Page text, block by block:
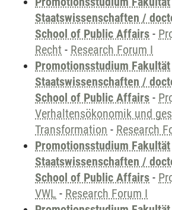
Staatswissenschaften /
School of Public Affairs -
Recht - Research Forum I
Promotionsstudium Fakultät
Staatswissenschaften /
School of Public Affairs -
Verhaltensökonomik und
Transformation - Research
Promotionsstudium Fakultät
Staatswissenschaften /
School of Public Affairs -
VWL - Research Forum I